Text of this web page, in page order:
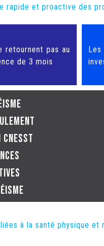
rapide et proactive des
retournent pas au
de 3 mois
à la santé physique et